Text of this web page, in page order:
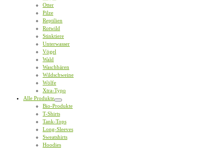
Otter
Pilze
Reptilien
Rotwild
Stinktiere
Unterwasser
Vögel
Wald
Waschbären
Wildschweine
Wölfe
Xtra-Typo
Alle Produkte
Bio-Produkte
T-Shirts
Tank-Tops
Long-Sleeves
Sweatshirts
Hoodies